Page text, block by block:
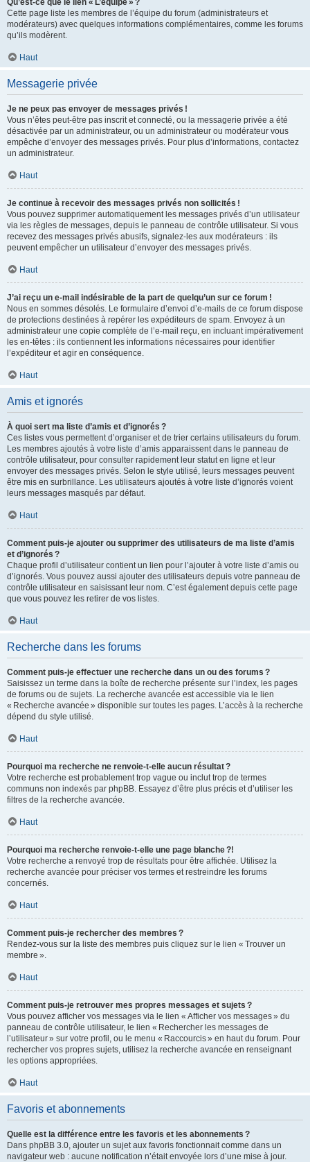
Qu’est-ce que le lien « L’équipe » ?
Cette page liste les membres de l’équipe du forum (administrateurs et
modérateurs) avec quelques informations complémentaires, comme les forums
qu’ils modèrent.
Haut
Messagerie privée
Je ne peux pas envoyer de messages privés !
Vous n’êtes peut-être pas inscrit et connecté, ou la messagerie privée a été
désactivée par un administrateur, ou un administrateur ou modérateur vous
empêche d’envoyer des messages privés. Pour plus d’informations, contactez
un administrateur.
Haut
Je continue à recevoir des messages privés non sollicités !
Vous pouvez supprimer automatiquement les messages privés d’un utilisateur
via les règles de messages, depuis le panneau de contrôle utilisateur. Si vous
recevez des messages privés abusifs, signalez-les aux modérateurs : ils
peuvent empêcher un utilisateur d’envoyer des messages privés.
Haut
J’ai reçu un e-mail indésirable de la part de quelqu’un sur ce forum !
Nous en sommes désolés. Le formulaire d’envoi d’e-mails de ce forum dispose
de protections destinées à repérer les expéditeurs de spam. Envoyez à un
administrateur une copie complète de l’e-mail reçu, en incluant impérativement
les en-têtes : ils contiennent les informations nécessaires pour identifier
l’expéditeur et agir en conséquence.
Haut
Amis et ignorés
À quoi sert ma liste d’amis et d’ignorés ?
Ces listes vous permettent d’organiser et de trier certains utilisateurs du forum.
Les membres ajoutés à votre liste d’amis apparaissent dans le panneau de
contrôle utilisateur, pour consulter rapidement leur statut en ligne et leur
envoyer des messages privés. Selon le style utilisé, leurs messages peuvent
être mis en surbrillance. Les utilisateurs ajoutés à votre liste d’ignorés voient
leurs messages masqués par défaut.
Haut
Comment puis-je ajouter ou supprimer des utilisateurs de ma liste d’amis
et d’ignorés ?
Chaque profil d’utilisateur contient un lien pour l’ajouter à votre liste d’amis ou
d’ignorés. Vous pouvez aussi ajouter des utilisateurs depuis votre panneau de
contrôle utilisateur en saisissant leur nom. C’est également depuis cette page
que vous pouvez les retirer de vos listes.
Haut
Recherche dans les forums
Comment puis-je effectuer une recherche dans un ou des forums ?
Saisissez un terme dans la boîte de recherche présente sur l’index, les pages
de forums ou de sujets. La recherche avancée est accessible via le lien
« Recherche avancée » disponible sur toutes les pages. L’accès à la recherche
dépend du style utilisé.
Haut
Pourquoi ma recherche ne renvoie-t-elle aucun résultat ?
Votre recherche est probablement trop vague ou inclut trop de termes
communs non indexés par phpBB. Essayez d’être plus précis et d’utiliser les
filtres de la recherche avancée.
Haut
Pourquoi ma recherche renvoie-t-elle une page blanche ?!
Votre recherche a renvoyé trop de résultats pour être affichée. Utilisez la
recherche avancée pour préciser vos termes et restreindre les forums
concernés.
Haut
Comment puis-je rechercher des membres ?
Rendez-vous sur la liste des membres puis cliquez sur le lien « Trouver un
membre ».
Haut
Comment puis-je retrouver mes propres messages et sujets ?
Vous pouvez afficher vos messages via le lien « Afficher vos messages » du
panneau de contrôle utilisateur, le lien « Rechercher les messages de
l’utilisateur » sur votre profil, ou le menu « Raccourcis » en haut du forum. Pour
rechercher vos propres sujets, utilisez la recherche avancée en renseignant
les options appropriées.
Haut
Favoris et abonnements
Quelle est la différence entre les favoris et les abonnements ?
Dans phpBB 3.0, ajouter un sujet aux favoris fonctionnait comme dans un
navigateur web : aucune notification n’était envoyée lors d’une mise à jour.